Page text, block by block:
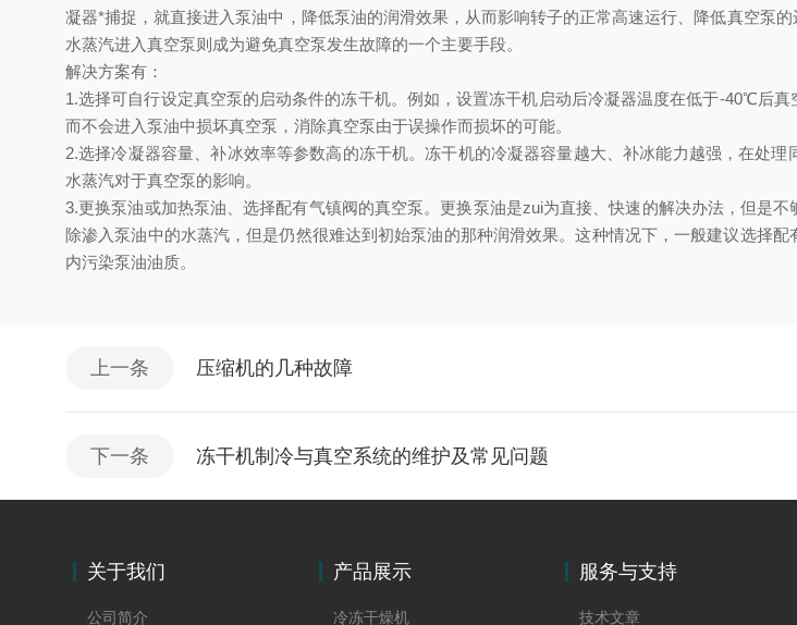
凝器*捕捉，就直接进入泵油中，降低泵油的润滑效果，从而影响转子的正常高速运行、降低真空泵
水蒸汽进入真空泵则成为避免真空泵发生故障的一个主要手段。
解决方案有：
1.选择可自行设定真空泵的启动条件的冻干机。例如，设置冻干机启动后冷凝器温度在低于-40℃后
而不会进入泵油中损坏真空泵，消除真空泵由于误操作而损坏的可能。
2.选择冷凝器容量、补冰效率等参数高的冻干机。冻干机的冷凝器容量越大、补冰能力越强，在处
水蒸汽对于真空泵的影响。
3.更换泵油或加热泵油、选择配有气镇阀的真空泵。更换泵油是zui为直接、快速的解决办法，但是
除渗入泵油中的水蒸汽，但是仍然很难达到初始泵油的那种润滑效果。这种情况下，一般建议选择
内污染泵油油质。
上一条 压缩机的几种故障
下一条 冻干机制冷与真空系统的维护及常见问题
关于我们
公司简介
产品展示
冷冻干燥机
服务与支持
技术文章